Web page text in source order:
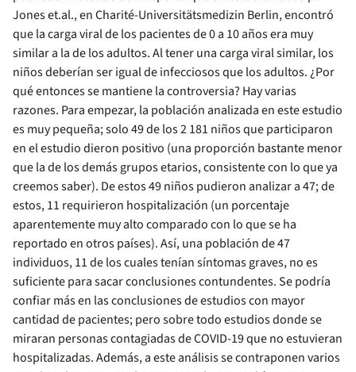
Jones et.al., en Charité-Universitätsmedizin Berlin, encontró
que la carga viral de los pacientes de 0 a 10 años era muy
similar a la de los adultos. Al tener una carga viral similar, los
niños deberían ser igual de infecciosos que los adultos. ¿Por
qué entonces se mantiene la controversia? Hay varias
razones. Para empezar, la población analizada en este estudio
es muy pequeña; solo 49 de los 2 181 niños que participaron
en el estudio dieron positivo (una proporción bastante menor
que la de los demás grupos etarios, consistente con lo que ya
creemos saber). De estos 49 niños pudieron analizar a 47; de
estos, 11 requirieron hospitalización (un porcentaje
aparentemente muy alto comparado con lo que se ha
reportado en otros países). Así, una población de 47
individuos, 11 de los cuales tenían síntomas graves, no es
suficiente para sacar conclusiones contundentes. Se podría
confiar más en las conclusiones de estudios con mayor
cantidad de pacientes; pero sobre todo estudios donde se
miraran personas contagiadas de COVID-19 que no estuvieran
hospitalizadas. Además, a este análisis se contraponen varios